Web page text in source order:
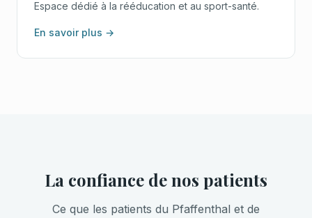
Espace dédié à la rééducation et au sport-santé.
En savoir plus →
La confiance de nos patients
Ce que les patients du Pfaffenthal et de